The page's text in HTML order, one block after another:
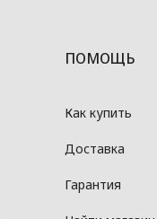
ПОМОЩЬ
Как купить
Доставка
Гарантия